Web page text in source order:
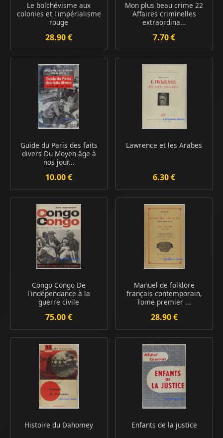
Le bolchévisme aux
colonies et l'impérialisme
rouge
28.90 €
Mon plus beau crime 22
Affaires criminelles
extraordina...
7.70 €
Guide du Paris des faits
divers Du Moyen âge à
nos jour...
10.00 €
Lawrence et les Arabes
6.30 €
Congo Congo De
l'indépendance à la
guerre civile
75.00 €
Manuel de folklore
français contemporain,
Tome premier ...
28.90 €
Histoire du Dahomey Enfants de la justice